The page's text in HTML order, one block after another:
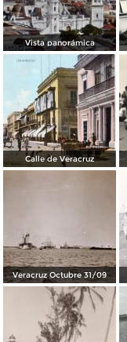
Vista panorámica
Calle de Veracruz
Veracruz Octubre 31/09